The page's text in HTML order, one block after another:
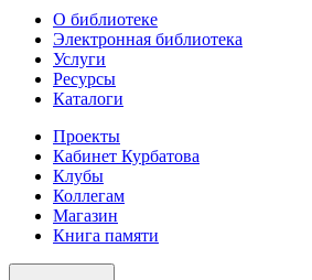
О библиотеке
Электронная библиотека
Услуги
Ресурсы
Каталоги
Проекты
Кабинет Курбатова
Клубы
Коллегам
Магазин
Книга памяти